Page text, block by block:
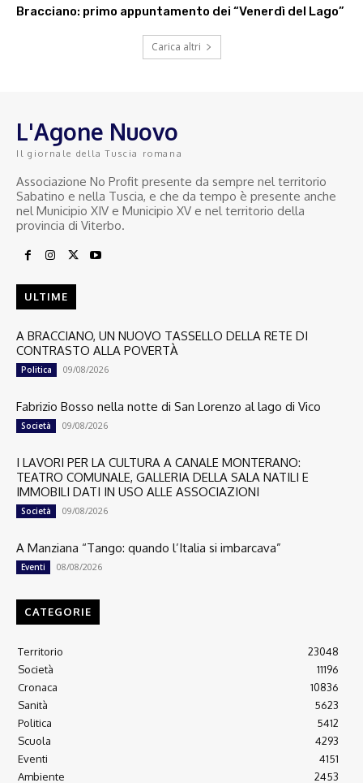
Bracciano: primo appuntamento dei “Venerdì del Lago”
Carica altri
L'Agone Nuovo
Il giornale della Tuscia romana
Associazione No Profit presente da sempre nel territorio
Sabatino e nella Tuscia, e che da tempo è presente anche
nel Municipio XIV e Municipio XV e nel territorio della
provincia di Viterbo.
ULTIME
A BRACCIANO, UN NUOVO TASSELLO DELLA RETE DI
CONTRASTO ALLA POVERTÀ
Politica 09/08/2026
Fabrizio Bosso nella notte di San Lorenzo al lago di Vico
Società 09/08/2026
I LAVORI PER LA CULTURA A CANALE MONTERANO:
TEATRO COMUNALE, GALLERIA DELLA SALA NATILI E
IMMOBILI DATI IN USO ALLE ASSOCIAZIONI
Società 09/08/2026
A Manziana “Tango: quando l’Italia si imbarcava”
Eventi 08/08/2026
CATEGORIE
Territorio
23048
Società
11196
Cronaca
10836
Sanità
5623
Politica
5412
Scuola
4293
Eventi
4151
Ambiente
2453